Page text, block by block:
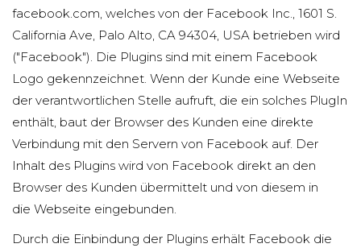
facebook.com, welches von der Facebook Inc., 1601 S.
California Ave, Palo Alto, CA 94304, USA betrieben wird
("Facebook"). Die Plugins sind mit einem Facebook
Logo gekennzeichnet. Wenn der Kunde eine Webseite
der verantwortlichen Stelle aufruft, die ein solches PlugIn
enthält, baut der Browser des Kunden eine direkte
Verbindung mit den Servern von Facebook auf. Der
Inhalt des Plugins wird von Facebook direkt an den
Browser des Kunden übermittelt und von diesem in
die Webseite eingebunden.
Durch die Einbindung der Plugins erhält Facebook die